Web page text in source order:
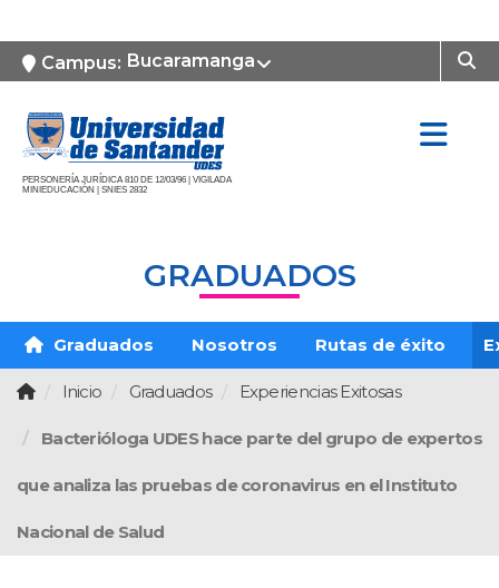
Campus: Bucaramanga
PERSONERÍA JURÍDICA 810 DE 12/03/96 | VIGILADA
MINIEDUCACIÓN | SNIES 2832
GRADUADOS
Graduados Nosotros Rutas de éxito
Inicio Graduados Experiencias Exitosas
Bacterióloga UDES hace parte del grupo de expertos
que analiza las pruebas de coronavirus en el Instituto
Nacional de Salud